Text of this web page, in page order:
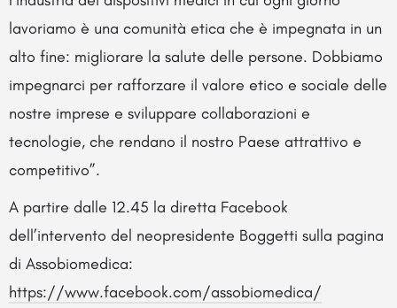
lavoriamo è una comunità etica che è impegnata in un
alto fine: migliorare la salute delle persone. Dobbiamo
impegnarci per rafforzare il valore etico e sociale delle
nostre imprese e sviluppare collaborazioni e
tecnologie, che rendano il nostro Paese attrattivo e
competitivo”.
A partire dalle 12.45 la diretta Facebook
dell’intervento del neopresidente Boggetti sulla pagina
di Assobiomedica:
https://www.facebook.com/assobiomedica/